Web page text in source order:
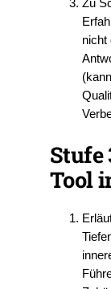
Zu
nicht
Stufe
Tool